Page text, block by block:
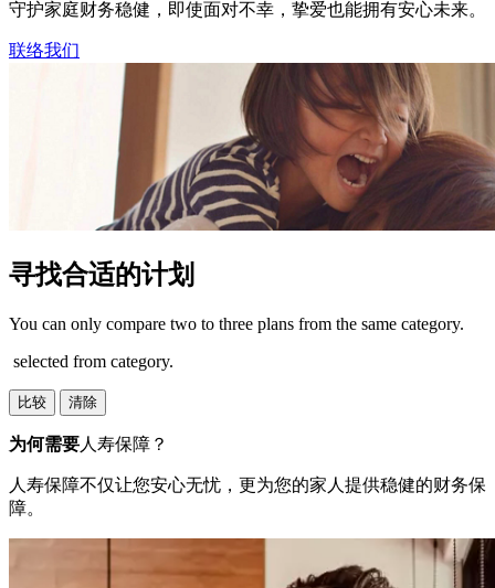
守护家庭财务稳健，即使面对不幸，挚爱也能拥有安心未来。​
联络我们
寻找合适的计划
You can only compare two to three plans from the same category.
selected from category.
比较 清除
为何需要人寿保障？
人寿保障不仅让您安心无忧，更为您的家人提供稳健的财务保
障。